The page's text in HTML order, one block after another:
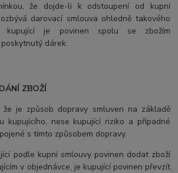
že dojde-li k odstoupení od kupní
darovací smlouva ohledně takového
kupující je povinen spolu se zbožím
dárek.
ZBOŽÍ
způsob dopravy smluven na základě
kupujícího, nese kupující riziko a případné
s tímto způsobem dopravy.
podle kupní smlouvy povinen dodat zboží
v objednávce, je kupující povinen převzít